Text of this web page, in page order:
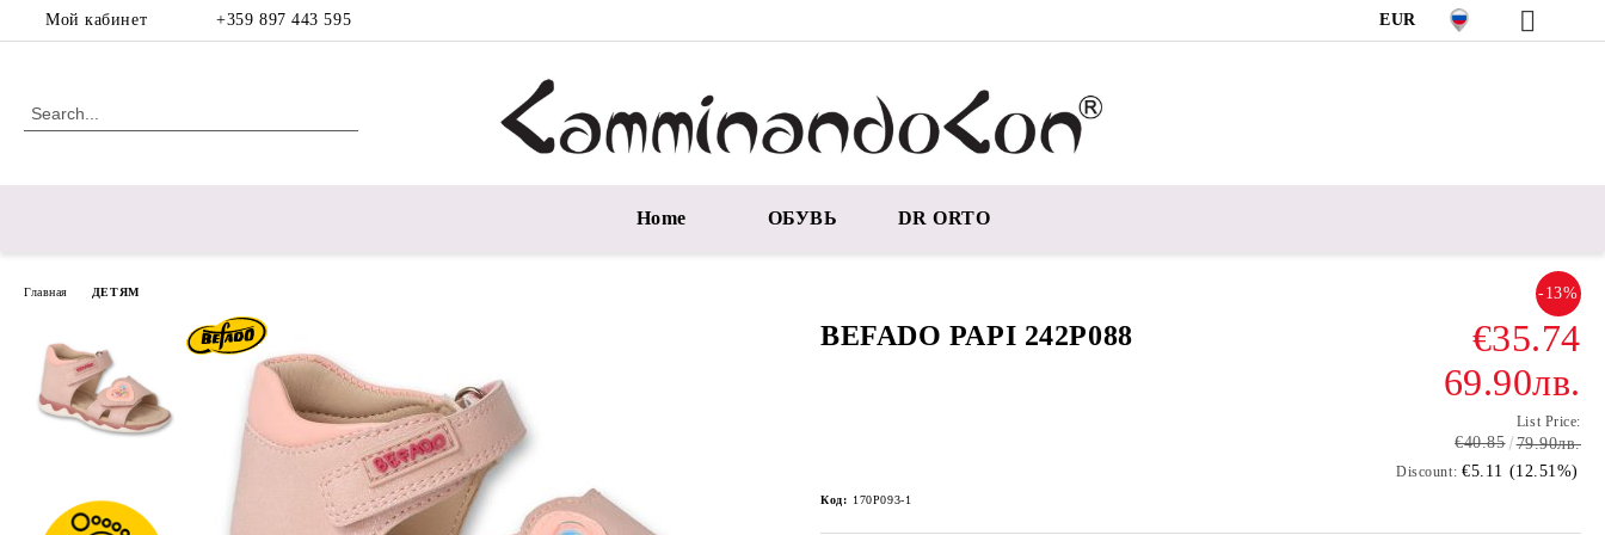
Мой кабинет +359 897 443 595 EUR
Home ОБУВЬ DR ORTO
Главная ДЕТЯМ
BEFADO PAPI 242P088
-13%
€35.74
69.90лв.
List Price:
€40.85 79.90лв.
Discount: €5.11 (12.51%)
Код: 170P093-1